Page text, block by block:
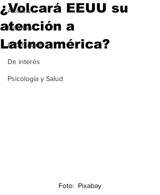
Análisis
Opinión
Información
De interés
Psicología y Salud
¿Volcará EEUU su
atención a
Latinoamérica?
Foto:  Pixabay